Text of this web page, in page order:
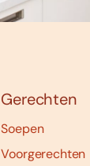
Gerechten
Soepen
Voorgerechten